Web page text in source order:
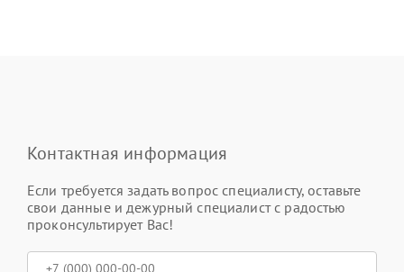
Контактная информация
Если требуется задать вопрос специалисту, оставьте
свои данные и дежурный специалист с радостью
проконсультирует Вас!